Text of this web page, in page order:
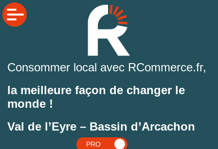
Consommer local avec RCommerce.fr,
la meilleure façon de changer le
monde !
Val de l’Eyre – Bassin d’Arcachon
PRO